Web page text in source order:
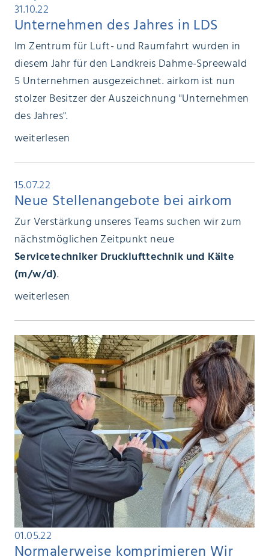
31.10.22
Unternehmen des Jahres in LDS
Im Zentrum für Luft- und Raumfahrt wurden in
diesem Jahr für den Landkreis Dahme-Spreewald
5 Unternehmen ausgezeichnet. airkom ist nun
stolzer Besitzer der Auszeichnung "Unternehmen
des Jahres".
weiterlesen
15.07.22
Neue Stellenangebote bei airkom
Zur Verstärkung unseres Teams suchen wir zum
nächstmöglichen Zeitpunkt neue
Servicetechniker Drucklufttechnik und Kälte
(m/w/d).
weiterlesen
01.05.22
Normalerweise komprimieren Wir